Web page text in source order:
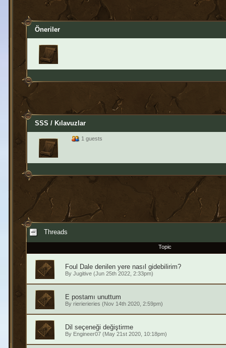
Öneriler
SSS / Kılavuzlar
1 guests
Threads
Topic
Foul Dale denilen yere nasıl gidebilirim?
By Jugitive(Jun 25th 2022, 2:33pm)
E postamı unuttum
By rierierieries (Nov 14th 2020, 2:59pm)
Dil seçeneği değiştirme
By Engineer07(May 21st 2020, 10:18pm)